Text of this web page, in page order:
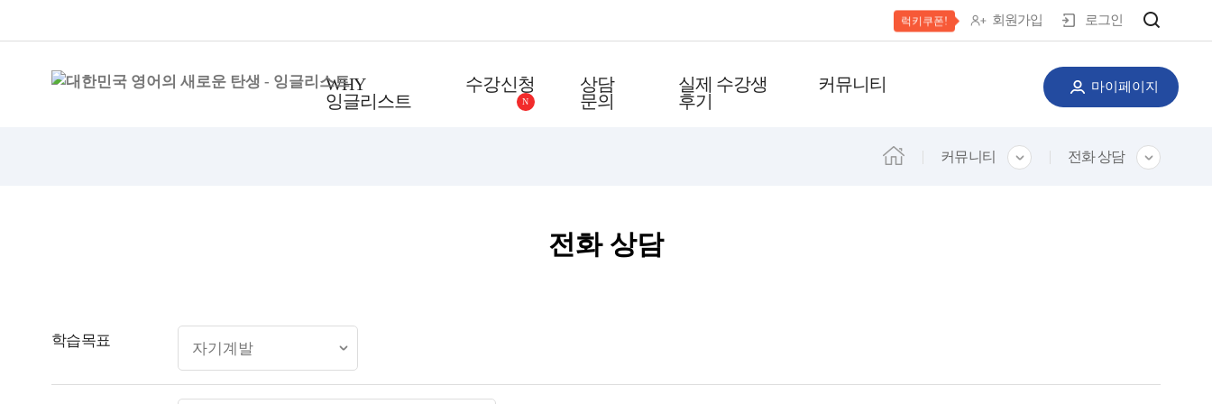
럭키쿠폰! 회원가입 로그인
마이페이지
WHY
잉글리스트
수강신청
N
상담
문의
실제 수강생
후기
커뮤니티
커뮤니티 전화 상담
전화 상담
학습목표